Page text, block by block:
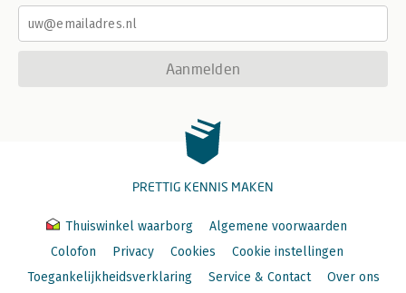
Aanmelden
PRETTIG KENNIS MAKEN
Thuiswinkel waarborg
Algemene voorwaarden
Colofon
Privacy Cookies
Cookie instellingen
Toegankelijkheidsverklaring
Service & Contact Over ons